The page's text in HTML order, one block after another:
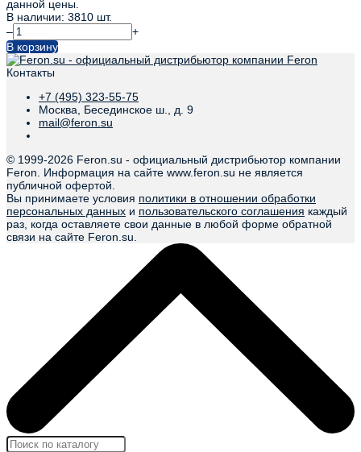
данной цены.
В наличии: 3810 шт.
–
+
В корзину
Контакты
+7 (495) 323-55-75
Москва, Бесединское ш., д. 9
mail@feron.su
© 1999-2026 Feron.su - официальный дистрибьютор компании
Feron. Информация на сайте www.feron.su не является
публичной офертой.
Вы принимаете условия политики в отношении обработки
персональных данных и пользовательского соглашения каждый
раз, когда оставляете свои данные в любой форме обратной
связи на сайте Feron.su.